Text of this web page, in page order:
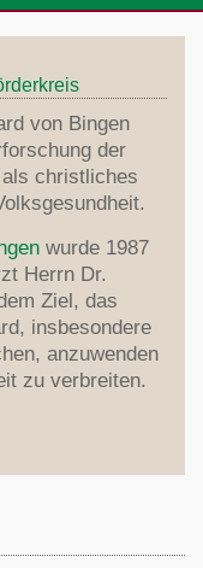
von Bingen
der
christliches
wurde 1987
Herrn Dr.
Ziel, das
insbesondere
anzuwenden
zu verbreiten.